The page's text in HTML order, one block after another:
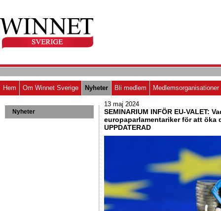
Hem Om Winnet Sverige Nyheter Bli medlem Medlemsorganisationer
Nyheter
13 maj 2024
SEMINARIUM INFÖR EU-VALET:
europaparlamentariker för att öka
UPPDATERAD